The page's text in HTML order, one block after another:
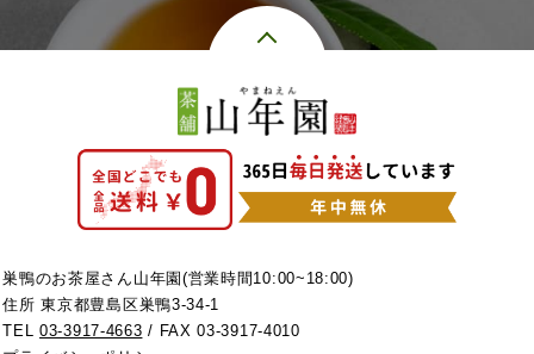
巣鴨のお茶屋さん山年園(営業時間10:00~18:00)
住所 東京都豊島区巣鴨3-34-1
TEL03-3917-4663 / FAX 03-3917-4010